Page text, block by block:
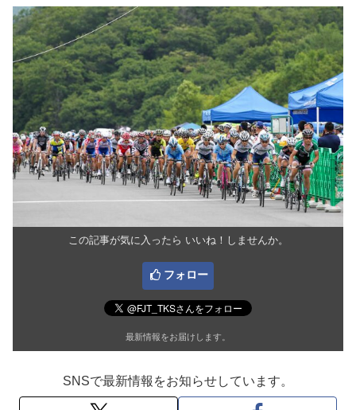
この記事が気に入ったら いいね！しませんか。
フォロー
最新情報をお届けします。
SNSで最新情報をお知らせしています。